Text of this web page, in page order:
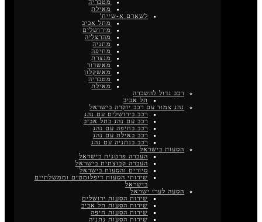
מטבריה
מאילת
לשארם א-שייח'
מתל אביב
מירושלים
מהרצליה
מתניה
מחיפה
מנצרת
מאשדוד
מאשקלון
מטבריה
מאילת
רכב גדול להשכרה
תל אביב
נהג צמוד עם רכב יוקרה בישראל
רכב בירושלים עם נהג
רכב עם נהג בתל אביב
רכב בחיפה עם נהג
רכב באילת עם נהג
רכב בנתניה עם נהג
הסעות בישראל
העברה פרטנית בישראל
העברה קבוצתית בישראל
סיורים והסעות בישראל
שירותי הסעות דיפלומטים וממשלתיים
בישראל
הסעה לערי ישראל
שירות הסעות ירושלים
שירות הסעות תל אביב
שירות הסעות חיפה
שירות הסעות נתניה